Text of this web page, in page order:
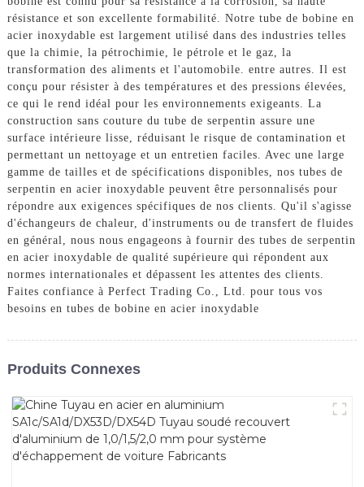
résistance et son excellente formabilité. Notre tube de bobine en
acier inoxydable est largement utilisé dans des industries telles
que la chimie, la pétrochimie, le pétrole et le gaz, la
transformation des aliments et l'automobile. entre autres. Il est
conçu pour résister à des températures et des pressions élevées,
ce qui le rend idéal pour les environnements exigeants. La
construction sans couture du tube de serpentin assure une
surface intérieure lisse, réduisant le risque de contamination et
permettant un nettoyage et un entretien faciles. Avec une large
gamme de tailles et de spécifications disponibles, nos tubes de
serpentin en acier inoxydable peuvent être personnalisés pour
répondre aux exigences spécifiques de nos clients. Qu'il s'agisse
d'échangeurs de chaleur, d'instruments ou de transfert de fluides
en général, nous nous engageons à fournir des tubes de serpentin
en acier inoxydable de qualité supérieure qui répondent aux
normes internationales et dépassent les attentes des clients.
Faites confiance à Perfect Trading Co., Ltd. pour tous vos
besoins en tubes de bobine en acier inoxydable
Produits Connexes